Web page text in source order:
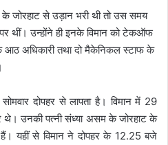
जोरहाट से उड़ान भरी थी तो उस समय
थीं। उन्होंने ही इनके विमान को टेकऑफ
आठ अधिकारी तथा दो मैकेनिकल स्टाफ के
दोपहर से लापता है। विमान में 29
थे। उनकी पत्नी संध्या असम के जोरहाट के
यहीं से विमान ने दोपहर के 12.25 बजे